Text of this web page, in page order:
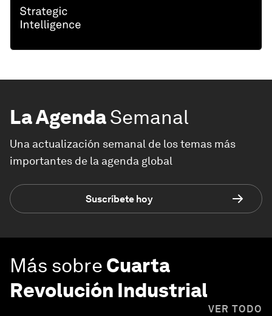
La AgendaSemanal
Una actualización semanal de los temas más
importantes de la agenda global
Suscríbete hoy
Más sobre Cuarta
Revolución Industrial
VER TODO